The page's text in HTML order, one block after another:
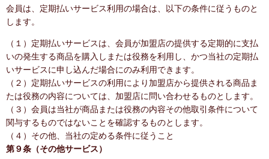
会員は、定期払いサービス利用の場合は、以下の条件に従うものと
します。
（１）定期払いサービスは、会員が加盟店の提供する定期的に支払
いの発生する商品を購入しまたは役務を利用し、かつ当社の定期払
いサービスに申し込んだ場合にのみ利用できます。
（２）定期払いサービスの利用により加盟店から提供される商品ま
たは役務の内容については、加盟店に問い合わせるものとします。
（３）会員は当社が商品または役務の内容その他取引条件について
関与するものではないことを確認するものとします。
（４）その他、当社の定める条件に従うこと
第９条（その他サービス）